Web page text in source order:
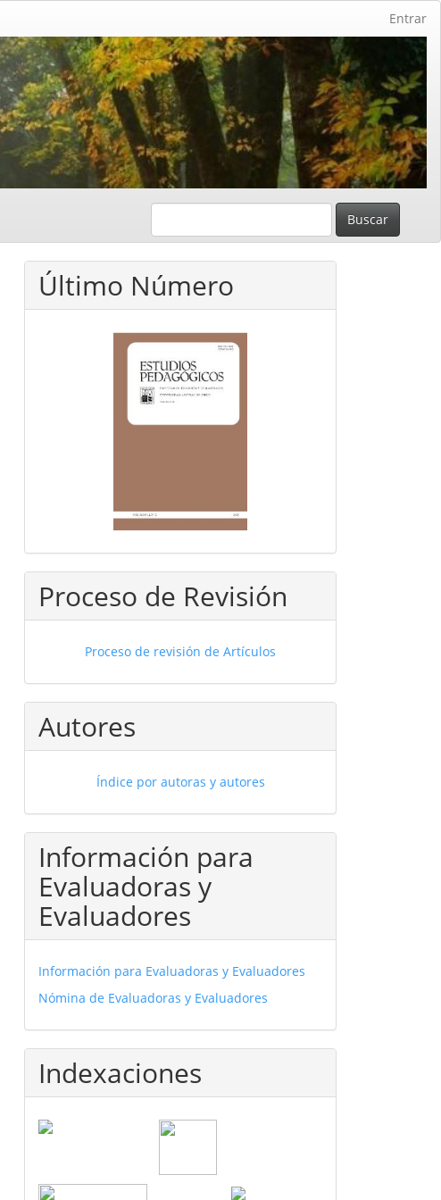
Entrar
Buscar
Último Número
Proceso de Revisión
Proceso de revisión de Artículos
Autores
Índice por autoras y autores
Información para
Evaluadoras y
Evaluadores
Información para Evaluadoras y Evaluadores
Nómina de Evaluadoras y Evaluadores
Indexaciones